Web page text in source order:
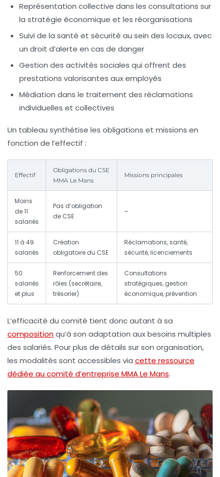
Représentation collective dans les consultations sur
la stratégie économique et les réorganisations
Suivi de la santé et sécurité au sein des locaux, avec
un droit d’alerte en cas de danger
Gestion des activités sociales qui offrent des
prestations valorisantes aux employés
Médiation dans le traitement des réclamations
individuelles et collectives
Un tableau synthétise les obligations et missions en
fonction de l’effectif :
Effectif
Obligations du CSE
MMA Le Mans
Missions principales
Moins
de 11
salariés
Pas d’obligation
de CSE
–
11 à 49
salariés
Création
obligatoire du CSE
Réclamations, santé,
sécurité, licenciements
50
salariés
et plus
Renforcement des
rôles (secrétaire,
trésorier)
Consultations
stratégiques, gestion
économique, prévention
L’efficacité du comité tient donc autant à sa
compositionqu’à son adaptation aux besoins multiples
des salariés. Pour plus de détails sur son organisation,
les modalités sont accessibles via cette ressource
dédiée au comité d’entreprise MMA Le Mans.